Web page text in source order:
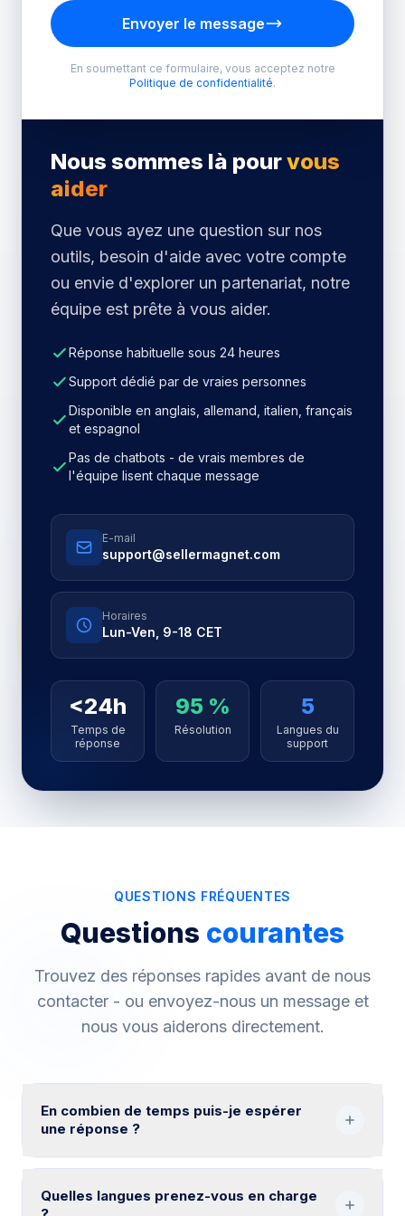
Nous sommes là pourvous
aider
Que vous ayez une question sur nos
outils, besoin d'aide avec votre compte
ou envie d'explorer un partenariat, notre
équipe est prête à vous aider.
Réponse habituelle sous 24 heures
Support dédié par de vraies personnes
Disponible en anglais, allemand, italien, français
et espagnol
Pas de chatbots - de vrais membres de
l'équipe lisent chaque message
E-mail
support@sellermagnet.com
Horaires
Lun-Ven, 9-18 CET
<24h
Temps de
réponse
95 %
Résolution
5
Langues du
support
Envoyer le message
En soumettant ce formulaire, vous acceptez notre
Politique de confidentialité.
QUESTIONS FRÉQUENTES
Questions courantes
Trouvez des réponses rapides avant de nous
contacter - ou envoyez-nous un message et
nous vous aiderons directement.
En combien de temps puis-je espérer
une réponse ?
Nous visons à répondre à toutes les demandes dans
vendredi). La plupart des messages reçoivent une
Quelles langues prenez-vous en charge